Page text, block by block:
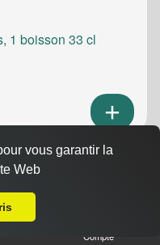
1 boisson 33 cl
Compte
vous garantir la
Web